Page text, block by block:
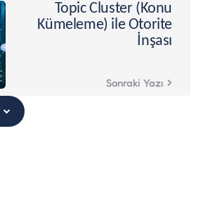
Topic Cluster (Konu
Kümeleme) ile Otorite
İnşası
Sonraki Yazı